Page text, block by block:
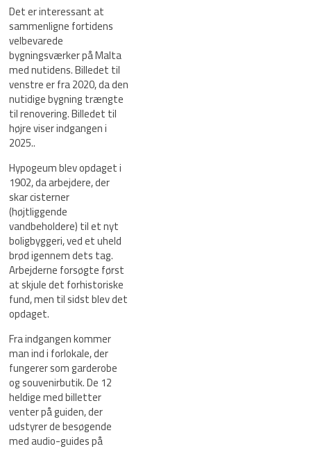
Det er interessant at
sammenligne fortidens
velbevarede
bygningsværker på Malta
med nutidens. Billedet til
venstre er fra 2020, da den
nutidige bygning trængte
til renovering. Billedet til
højre viser indgangen i
2025..
Hypogeum blev opdaget i
1902, da arbejdere, der
skar cisterner
(højtliggende
vandbeholdere) til et nyt
boligbyggeri, ved et uheld
brød igennem dets tag.
Arbejderne forsøgte først
at skjule det forhistoriske
fund, men til sidst blev det
opdaget.
Fra indgangen kommer
man ind i forlokale, der
fungerer som garderobe
og souvenirbutik. De 12
heldige med billetter
venter på guiden, der
udstyrer de besøgende
med audio-guides på